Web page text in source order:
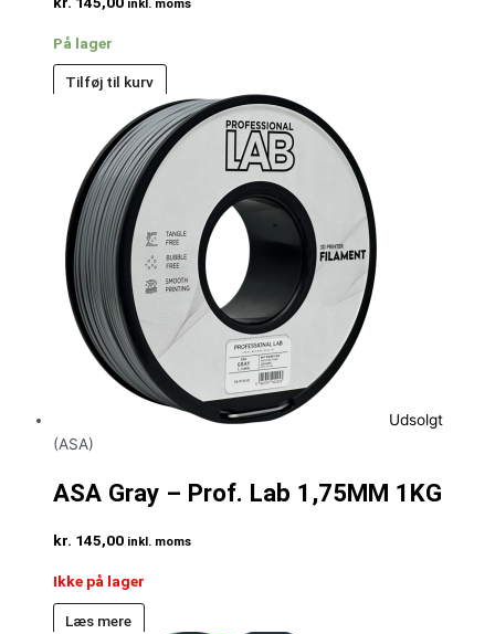
inkl. moms
På lager
Tilføj til kurv
Udsolgt
(ASA)
ASA Gray – Prof. Lab 1,75MM 1KG
kr. 145,00 inkl. moms
Ikke på lager
Læs mere